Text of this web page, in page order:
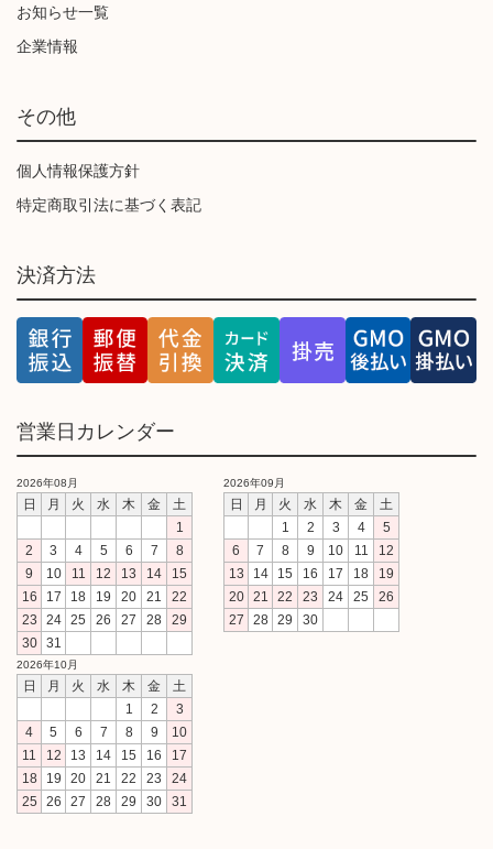
お知らせ一覧
企業情報
その他
個人情報保護方針
特定商取引法に基づく表記
決済方法
営業日カレンダー
2026年08月
日 月 火 水 木 金
土
1
2
3 4 5 6 7
8
9
10 11 12 13 14
15
16
17 18 19 20 21
22
23
24 25 26 27 28
29
30
31
2026年09月
日 月 火 水 木 金
土
1
2 3 4
5
6
7 8 9 10 11
12
13
14 15 16 17 18
19
20
21 22 23 24 25
26
27
28 29 30
2026年10月
日 月 火 水 木 金
土
1
2
3
4
5 6 7 8 9
10
11
12 13 14 15 16
17
18
19 20 21 22 23
24
25
26 27 28 29 30 31